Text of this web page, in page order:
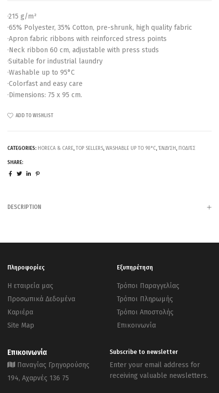
·215 g/m²
·65% Polyester, 35% Cotton, pre-shrunk, high quality fabric
·Apron fabric ribbons with reinforced stress points
·Neck ribbon 60 cm, adjustable with press studs
·Suitable for industrial laundry
·Washable up to 95°C
·Colorfast and easy care
·Dimensions: 75 x 95 cm.
ADD TO WISHLIST
CATEGORIES: HORECA & CARE, TOP SELLERS, WASHABLE UP TO 90°C, ΈΝΔΥΣΗ, ΠΟΔΙΈΣ
SHARE:
DESCRIPTION
Πληροφορίες
Η εταιρεία μας
Προσωπικά Δεδομένα
Καριέρα
Site Map
Εξυπηρέτηση
Τρόποι Παραγγελίας
Τρόποι Πληρωμής
Τρόποι Αποστολής
Επικοινωνία
Επικοινωνία
Παναγίας Γρηγορούσης
194, Αχαρνές 136 75
Subscribe to newsletter
Enter your email address for
receiving valuable newsletters.